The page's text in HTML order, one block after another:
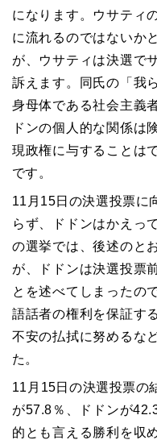
になります。ウサティ
に流れるのではないか
が、ウサティは決選で
訴えます。同氏の「我
身母体である社会主義
ドンの個人的な関係は
現政権に与することは
です。
11 月 15日の決選投票に
らず、ドドンはかえっ
の選挙では、後述のと
が、ドドンは決選投票
とを述べてしまったの
語話者の権利を保証す
不安の払拭に努めるな
た。
11 月 15日の決選投票の
が57.8 ％、ドドンが
的とも言える勝利を収